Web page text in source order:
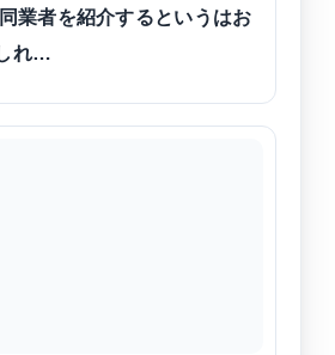
業者を紹介するというはお
れ…